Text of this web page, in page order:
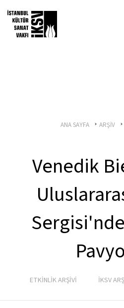
ANA SAYFA ARŞİV
Venedik
ETKİNLİK ARŞİVİ İKSV